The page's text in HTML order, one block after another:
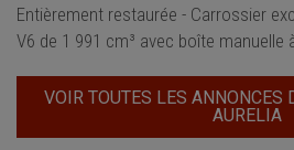
Entièrement restaurée - Carrossier
V6 de 1 991 cm³ avec boîte manuelle
VOIR TOUTES LES ANNONCES
AURELIA